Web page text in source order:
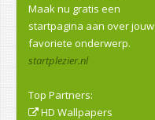
Maak nu gratis een
startpagina aan over jouw
favoriete onderwerp.
startplezier.nl
Top Partners:
HD Wallpapers